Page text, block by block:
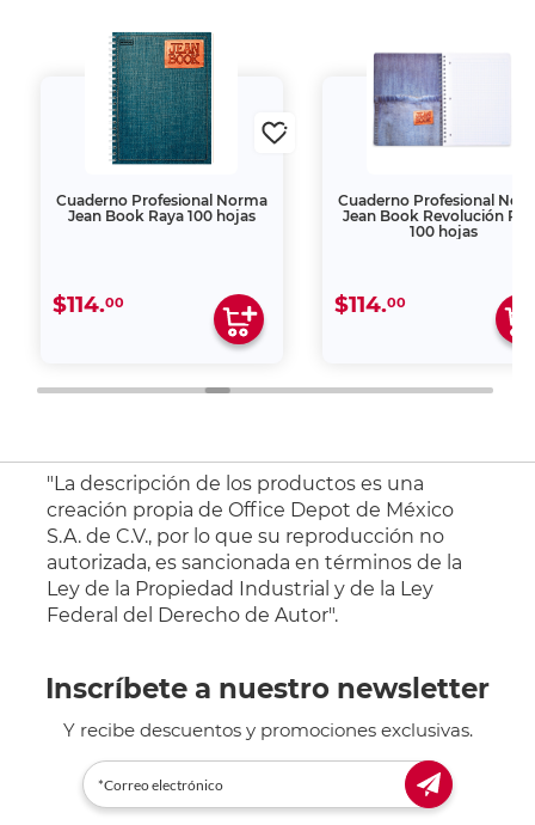
Cuaderno Profesional Norma
Jean Book Raya 100 hojas
$114.00
Cuaderno Profesional
Jean Book Revolución
100 hojas
$114.00
"La descripción de los productos es una
creación propia de Office Depot de México
S.A. de C.V., por lo que su reproducción no
autorizada, es sancionada en términos de la
Ley de la Propiedad Industrial y de la Ley
Federal del Derecho de Autor".
Inscríbete a nuestro newsletter
Y recibe descuentos y promociones exclusivas.